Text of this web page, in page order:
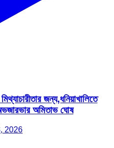
জন্য,ধনিয়াখালিতে
অমিতাভ ঘোষ
2026